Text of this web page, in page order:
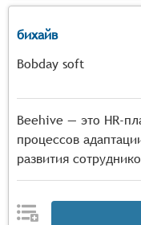
бихайв
Bobday soft
Beehive — это HR-
процессов
развития